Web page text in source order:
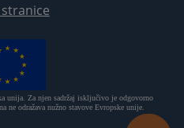
unija. Za njen sadržaj isključivo je odgovorno
odražava nužno stavove Evropske unije.